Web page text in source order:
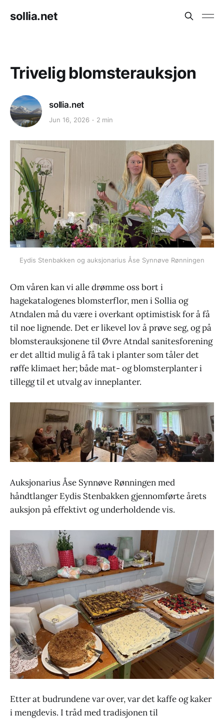
sollia.net
Trivelig blomsterauksjon
sollia.net
Jun 16, 2026 2 min
Eydis Stenbakken og auksjonarius Åse Synnøve Rønningen
Om våren kan vi alle drømme oss bort i
hagekatalogenes blomsterflor, men i Sollia og
Atndalen må du være i overkant optimistisk for å få
til noe lignende. Det er likevel lov å prøve seg, og på
blomsterauksjonene til Øvre Atndal sanitesforening
er det alltid mulig å få tak i planter som tåler det
røffe klimaet her; både mat- og blomsterplanter i
tillegg til et utvalg av inneplanter.
Auksjonarius Åse Synnøve Rønningen med
håndtlanger Eydis Stenbakken gjennomførte årets
auksjon på effektivt og underholdende vis.
Etter at budrundene var over, var det kaffe og kaker
i mengdevis. I tråd med tradisjonen til